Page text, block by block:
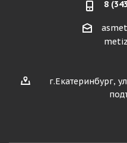
8
г.Екатеринбург,